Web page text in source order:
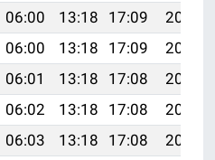
06:00 13:18 17:09
20:26
06:00 13:18 17:09
20:25
06:01 13:18 17:08
20:24
06:02 13:18 17:08
20:23
06:03 13:18 17:08
20:22